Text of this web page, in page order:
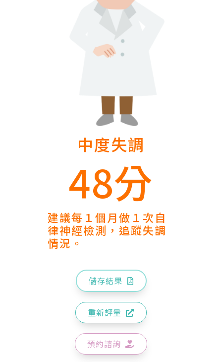
中度失調
48分
建議每１個月做１次自
律神經檢測，追蹤失調
情況。
儲存結果
重新評量
預約諮詢